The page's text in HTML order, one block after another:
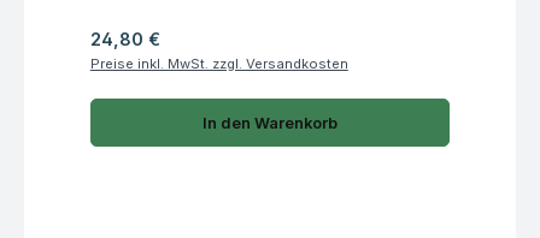
Regulärer Preis:
24,80 €
Preise inkl. MwSt. zzgl. Versandkosten
In den Warenkorb